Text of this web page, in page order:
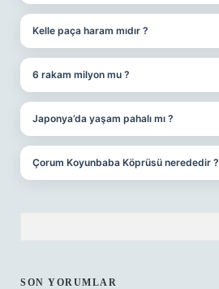
Kelle paça haram mıdır ?
6 rakam milyon mu ?
Japonya’da yaşam pahalı mı ?
Çorum Koyunbaba Köprüsü nerededir ?
SON YORUMLAR